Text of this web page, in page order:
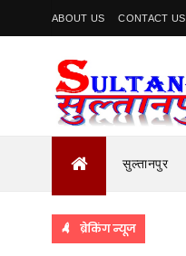
ABOUT US CONTACT US
सुल्तानपुर
ब्रेकिंग न्यूज